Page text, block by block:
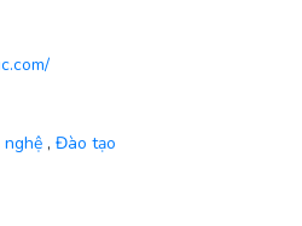
, Đào tạo